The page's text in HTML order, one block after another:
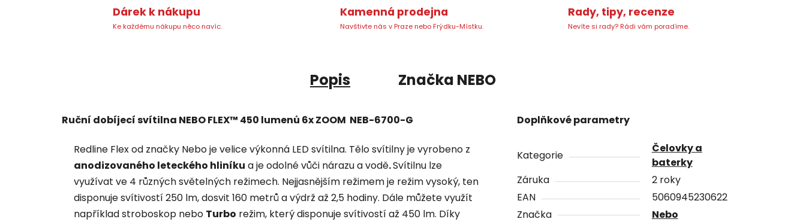
Dárek k nákupu
Ke každému nákupu něco navíc.
Kamenná prodejna
Navštivte nás v Praze nebo Frýdku-Místku.
Rady, tipy, recenze
Nevíte si rady? Rádi vám poradíme.
Popis Značka NEBO
Ruční dobíjecí svítilna NEBO FLEX™ 450 lumenů 6x ZOOM NEB-6700-G
Redline Flex od značky Nebo je velice výkonná LED svítilna. Tělo svítilny je vyrobeno z
anodizovaného leteckého hliníku a je odolné vůči nárazu a vodě.Svítilnu lze
využívat ve 4 různých světelných režimech. Nejjasnějším režimem je režim vysoký, ten
disponuje svítivostí 250 lm, dosvit 160 metrů a výdrž až 2,5 hodiny. Dále můžete využít
například stroboskop nebo Turbo režim, který disponuje svítivostí až 450 lm. Díky
Doplňkové parametry
Kategorie
Čelovky a
baterky
Záruka
2 roky
EAN
5060945230622
Značka
Nebo